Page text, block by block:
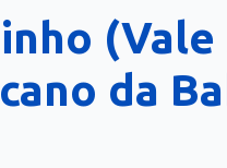
(Vale
da